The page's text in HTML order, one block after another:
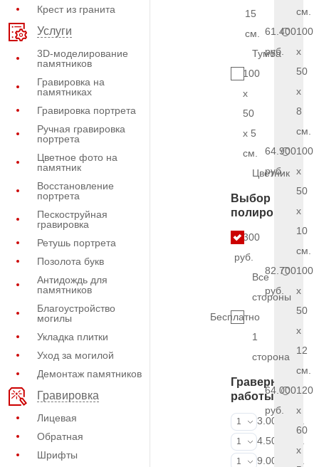
Крест из гранита
Услуги
3D-моделирование
памятников
Гравировка на
памятниках
Гравировка портрета
Ручная гравировка
портрета
Цветное фото на
памятник
Восстановление
портрета
Пескоструйная
гравировка
Ретушь портрета
Позолота букв
Антидождь для
памятников
Благоустройство
могилы
Укладка плитки
Уход за могилой
Демонтаж памятников
Гравировка
Лицевая
Обратная
Шрифты
15
см.
Тумба
100
x
50
x 5
см.
Цветник
Выбор
полировки
5.300
руб.
Все
стороны
Бесплатно
1
сторона
Граверные
работы
ФИО и даты
1
3.000 руб.
ФИО и даты
1
4.500 руб.
ФИО и даты
1
9.000 руб.
см.
61.400
руб.
100
x
50
x
8
см.
64.900
руб.
100
x
50
x
10
см.
82.700
руб.
100
x
50
x
12
см.
64.000
руб.
120
x
60
x